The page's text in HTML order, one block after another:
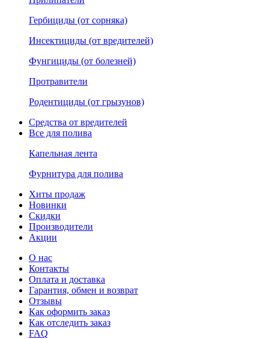
Гербициды (от сорняка)
Инсектициды (от вредителей)
Фунгициды (от болезней)
Протравители
Родентициды (от грызунов)
Средства от вредителей
Все для полива
Капельная лента
Фурнитура для полива
Хиты продаж
Новинки
Скидки
Производители
Акции
О нас
Контакты
Оплата и доставка
Гарантия, обмен и возврат
Отзывы
Как оформить заказ
Как отследить заказ
FAQ